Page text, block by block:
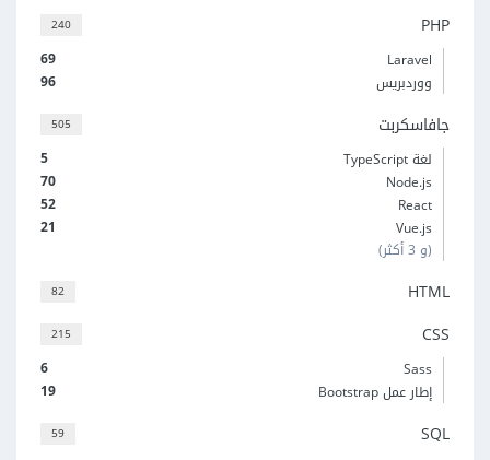
240 PHP
69
Laravel
96
ووردبريس
505 جافاسكربت
5
لغة TypeScript
70
Node.js
52
React
21
Vue.js
(و 3 أكثر)
82 HTML
215 CSS
6
Sass
19
إطار عمل Bootstrap
59 SQL